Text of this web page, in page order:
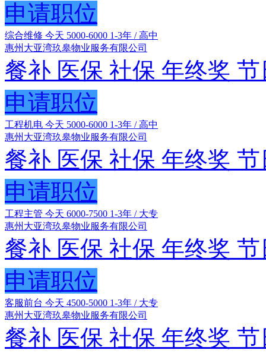
申请职位
综合维修 今天 5000-6000 1-3年 / 高中
惠州大亚湾玖皋物业服务有限公司
餐补 医保 社保 年终奖 节
申请职位
工程机电 今天 5000-6000 1-3年 / 高中
惠州大亚湾玖皋物业服务有限公司
餐补 医保 社保 年终奖 节
申请职位
工程主管 今天 6000-7500 1-3年 / 大专
惠州大亚湾玖皋物业服务有限公司
餐补 医保 社保 年终奖 节
申请职位
客服前台 今天 4500-5000 1-3年 / 大专
惠州大亚湾玖皋物业服务有限公司
餐补 医保 社保 年终奖 节